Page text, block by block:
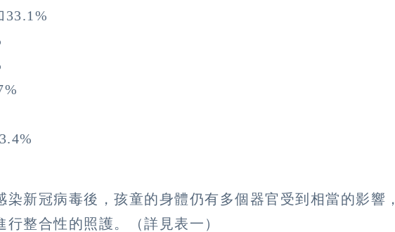
33.1%
染新冠病毒後，孩童的身體仍有多個器官受到相當的影響，
整合性的照護。（詳見表一）